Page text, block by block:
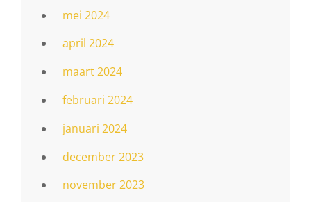
mei 2024
april 2024
maart 2024
februari 2024
januari 2024
december 2023
november 2023